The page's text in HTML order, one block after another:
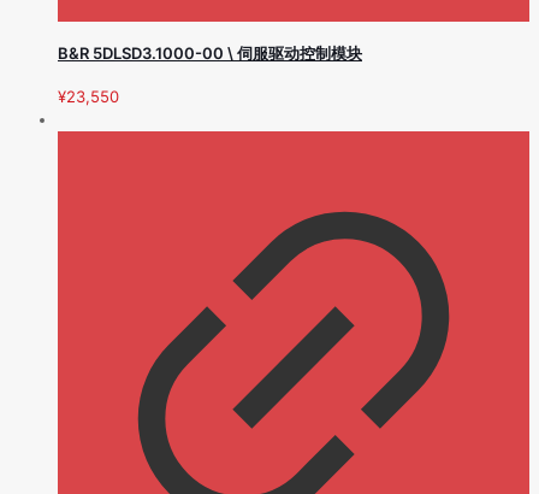
B&R 5DLSD3.1000-00 \ 伺服驱动控制模块
¥23,550